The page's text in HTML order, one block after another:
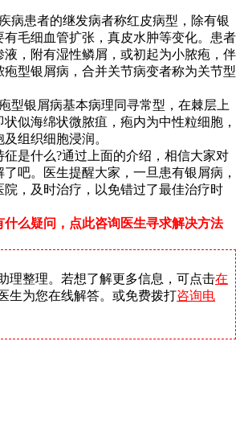
病患者的继发病者称红皮病型，除有银
有毛细血管扩张，真皮水肿等变化。患者
，附有湿性鳞屑，或初起为小脓疱，伴
型银屑病，合并关节病变者称为关节型
型银屑病基本病理同寻常型，在棘层上
似海绵状微脓疽，疱内为中性粒细胞，
组织细胞浸润。
是什么?通过上面的介绍，相信大家对
吧。医生提醒大家，一旦患有银屑病，
，及时治疗，以免错过了最佳治疗时
什么疑问，点此咨询医生寻求解决方法
理整理。若想了解更多信息，可点击在
生为您在线解答。或免费拨打咨询电